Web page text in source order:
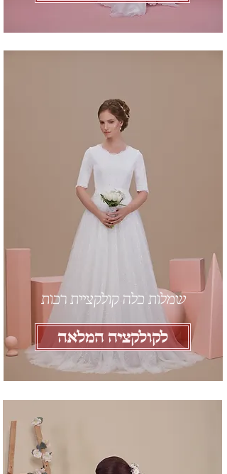
שמלות כלה קולקציית רכות
לקולקציה המלאה